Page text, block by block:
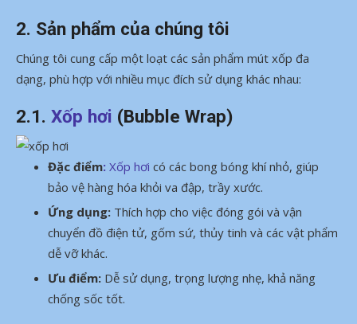
2. Sản phẩm của chúng tôi
Chúng tôi cung cấp một loạt các sản phẩm mút xốp đa
dạng, phù hợp với nhiều mục đích sử dụng khác nhau:
2.1. Xốp hơi (Bubble Wrap)
Đặc điểm: Xốp hơi có các bong bóng khí nhỏ, giúp
bảo vệ hàng hóa khỏi va đập, trầy xước.
Ứng dụng: Thích hợp cho việc đóng gói và vận
chuyển đồ điện tử, gốm sứ, thủy tinh và các vật phẩm
dễ vỡ khác.
Ưu điểm: Dễ sử dụng, trọng lượng nhẹ, khả năng
chống sốc tốt.